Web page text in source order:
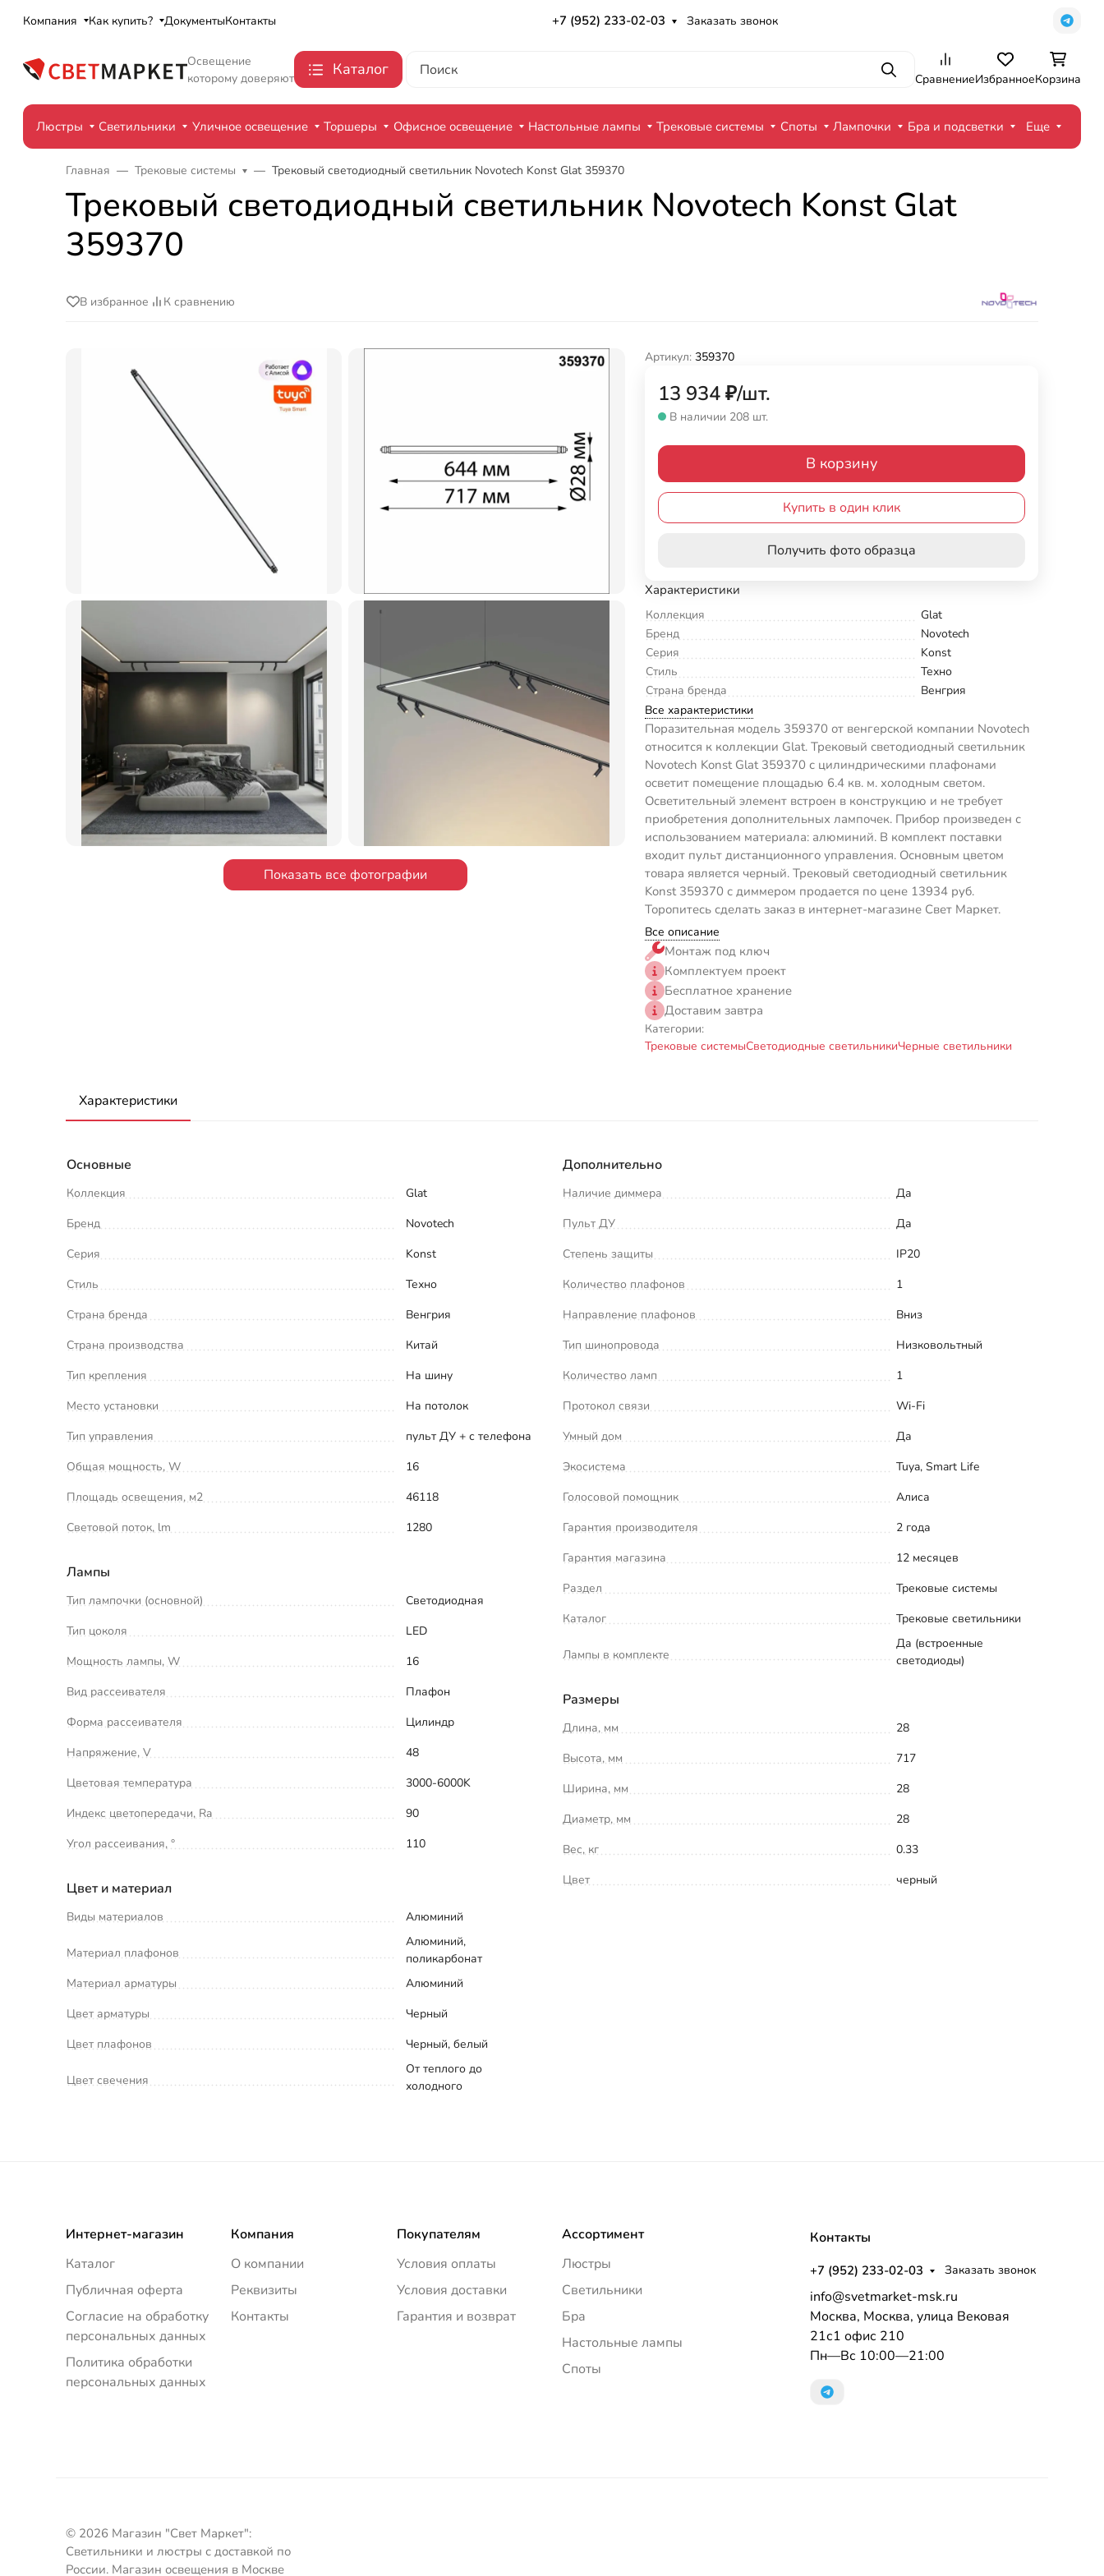
Компания Как купить? ДокументыКонтакты +7 (952) 233-02-03 Заказать звонок
Освещение
которому доверяют
Каталог ПоискСравнениеИзбранноеКорзина
Люстры Светильники Уличное освещение Торшеры Офисное освещение Настольные лампы Трековые системы Споты Лампочки Бра и подсветки Еще
Главная Трековые системы Трековый светодиодный светильник Novotech Konst Glat 359370
Трековый светодиодный светильник Novotech Konst Glat
359370
В избранное К сравнению
Показать все фотографии
Артикул: 359370
13 934₽/шт.
В наличии 208 шт.
В корзину
Купить в один клик
Получить фото образца
Характеристики
Коллекция
Glat
Бренд
Novotech
Серия
Konst
Стиль
Техно
Страна бренда
Венгрия
Все характеристики
Поразительная модель 359370 от венгерской компании Novotech
относится к коллекции Glat. Трековый светодиодный светильник
Novotech Konst Glat 359370 с цилиндрическими плафонами
осветит помещение площадью 6.4 кв. м. холодным светом.
Осветительный элемент встроен в конструкцию и не требует
приобретения дополнительных лампочек. Прибор произведен с
использованием материала: алюминий. В комплект поставки
входит пульт дистанционного управления. Основным цветом
товара является черный. Трековый светодиодный светильник
Konst 359370 с диммером продается по цене 13934 руб.
Торопитесь сделать заказ в интернет-магазине Свет Маркет.
Все описание
Монтаж под ключ
Комплектуем проект
Бесплатное хранение
Доставим завтра
Категории:
Трековые системыСветодиодные светильникиЧерные светильники
Характеристики
Основные
Коллекция
Glat
Бренд
Novotech
Серия
Konst
Стиль
Техно
Страна бренда
Венгрия
Страна производства
Китай
Тип крепления
На шину
Место установки
На потолок
Тип управления
пульт ДУ + с телефона
Общая мощность, W
16
Площадь освещения, м2
46118
Световой поток, lm
1280
Лампы
Тип лампочки (основной)
Светодиодная
Тип цоколя
LED
Мощность лампы, W
16
Вид рассеивателя
Плафон
Форма рассеивателя
Цилиндр
Напряжение, V
48
Цветовая температура
3000-6000K
Индекс цветопередачи, Ra
90
Угол рассеивания, °
110
Цвет и материал
Виды материалов Алюминий
Материал плафонов
Алюминий,
поликарбонат
Материал арматуры
Алюминий
Цвет арматуры
Черный
Цвет плафонов
Черный, белый
Цвет свечения
От теплого до
холодного
Дополнительно
Наличие диммера
Да
Пульт ДУ
Да
Степень защиты
IP20
Количество плафонов
1
Направление плафонов
Вниз
Тип шинопровода
Низковольтный
Количество ламп
1
Протокол связи
Wi-Fi
Умный дом
Да
Экосистема
Tuya, Smart Life
Голосовой помощник
Алиса
Гарантия производителя
2 года
Гарантия магазина
12 месяцев
Раздел
Трековые системы
Каталог
Трековые светильники
Лампы в комплекте
Да (встроенные
светодиоды)
Размеры
Длина, мм
28
Высота, мм
717
Ширина, мм
28
Диаметр, мм
28
Вес, кг
0.33
Цвет
черный
Интернет-магазин
Каталог
Публичная оферта
Согласие на обработку
персональных данных
Политика обработки
персональных данных
Компания
О компании
Реквизиты
Контакты
Покупателям
Условия оплаты
Условия доставки
Гарантия и возврат
Ассортимент
Люстры
Светильники
Бра
Настольные лампы
Споты
Контакты
+7 (952) 233-02-03 Заказать звонок
info@svetmarket-msk.ru
Москва, Москва, улица Вековая
21с1 офис 210
Пн—Вс 10:00—21:00
© 2026 Магазин "Свет Маркет":
Светильники и люстры с доставкой по
России. Магазин освещения в Москве